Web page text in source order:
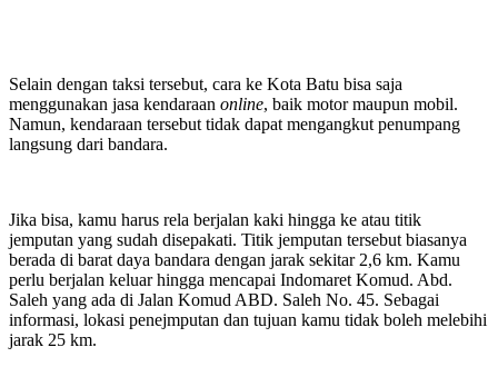
Selain dengan taksi tersebut, cara ke Kota Batu bisa saja
menggunakan jasa kendaraan online, baik motor maupun mobil.
Namun, kendaraan tersebut tidak dapat mengangkut penumpang
langsung dari bandara.
Jika bisa, kamu harus rela berjalan kaki hingga ke atau titik
jemputan yang sudah disepakati. Titik jemputan tersebut biasanya
berada di barat daya bandara dengan jarak sekitar 2,6 km. Kamu
perlu berjalan keluar hingga mencapai Indomaret Komud. Abd.
Saleh yang ada di Jalan Komud ABD. Saleh No. 45. Sebagai
informasi, lokasi penejmputan dan tujuan kamu tidak boleh melebihi
jarak 25 km.